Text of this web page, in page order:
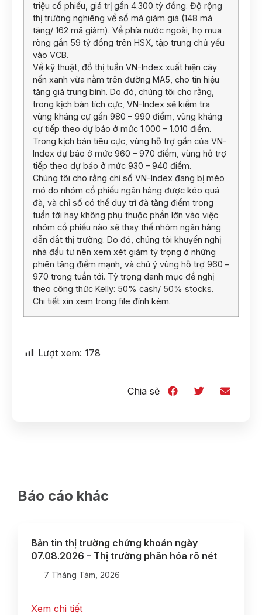
triệu cổ phiếu, giá trị gần 4.300 tỷ đồng. Độ rộng
thị trường nghiêng về số mã giảm giá (148 mã
tăng/ 162 mã giảm). Về phía nước ngoài, họ mua
ròng gần 59 tỷ đồng trên HSX, tập trung chủ yếu
vào VCB.
Về kỹ thuật, đồ thị tuần VN-Index xuất hiện cây
nến xanh vừa nằm trên đường MA5, cho tín hiệu
tăng giá trung bình. Do đó, chúng tôi cho rằng,
trong kịch bản tích cực, VN-Index sẽ kiểm tra
vùng kháng cự gần 980 – 990 điểm, vùng kháng
cự tiếp theo dự báo ở mức 1.000 – 1.010 điểm.
Trong kịch bản tiêu cực, vùng hỗ trợ gần của VN-
Index dự báo ở mức 960 – 970 điểm, vùng hỗ trợ
tiếp theo dự báo ở mức 930 – 940 điểm.
Chúng tôi cho rằng chỉ số VN-Index đang bị méo
mó do nhóm cổ phiếu ngân hàng được kéo quá
đà, và chỉ số có thể duy trì đà tăng điểm trong
tuần tới hay không phụ thuộc phần lớn vào việc
nhóm cổ phiếu nào sẽ thay thế nhóm ngân hàng
dẫn dắt thị trường. Do đó, chúng tôi khuyến nghị
nhà đầu tư nên xem xét giảm tỷ trọng ở những
phiên tăng điểm mạnh, và chú ý vùng hỗ trợ 960 –
970 trong tuần tới. Tỷ trọng danh mục đề nghị
theo công thức Kelly: 50% cash/ 50% stocks.
Chi tiết xin xem trong file đính kèm.
Lượt xem: 178
Chia sẻ
Báo cáo khác
Bản tin thị trường chứng khoán ngày
07.08.2026 – Thị trường phân hóa rõ nét
7 Tháng Tám, 2026
Xem chi tiết